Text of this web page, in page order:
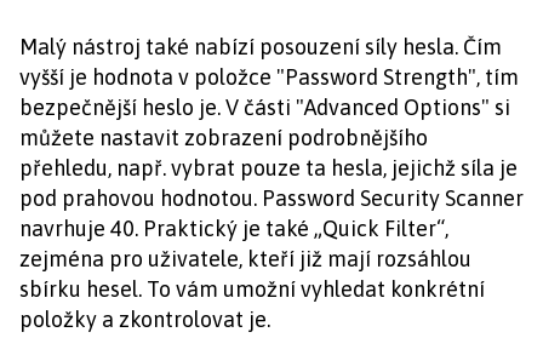
Malý nástroj také nabízí posouzení síly hesla. Čím
vyšší je hodnota v položce "Password Strength", tím
bezpečnější heslo je. V části "Advanced Options" si
můžete nastavit zobrazení podrobnějšího
přehledu, např. vybrat pouze ta hesla, jejichž síla je
pod prahovou hodnotou. Password Security Scanner
navrhuje 40. Praktický je také „Quick Filter“,
zejména pro uživatele, kteří již mají rozsáhlou
sbírku hesel. To vám umožní vyhledat konkrétní
položky a zkontrolovat je.